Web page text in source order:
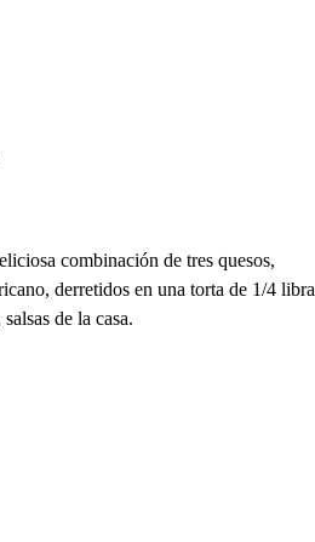
combinación de tres quesos,
derretidos en una torta de 1/4 libra
de la casa.